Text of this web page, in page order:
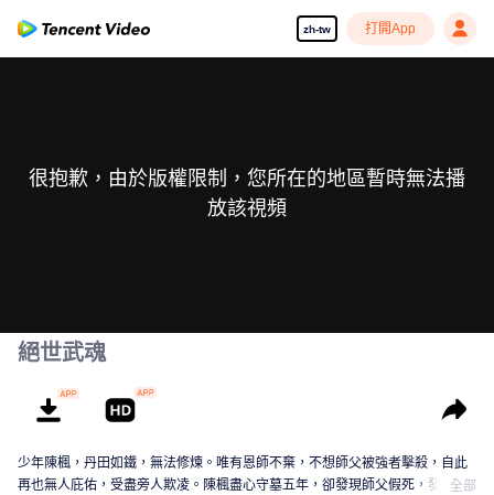
zh-tw 打開App
很抱歉，由於版權限制，您所在的地區暫時無法播
放該視頻
絕世武魂
少年陳楓，丹田如鐵，無法修煉。唯有恩師不棄，不想師父被強者擊殺，自此
再也無人庇佑，受盡旁人欺凌。陳楓盡心守墓五年，卻發現師父假死，發現師
全部